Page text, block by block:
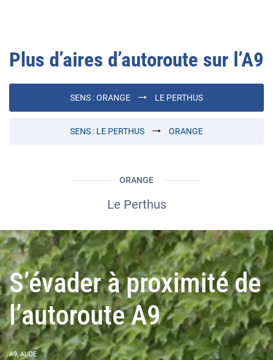
Plus d’aires d’autoroute sur l’A9
SENS :ORANGE LE PERTHUS
SENS : LE PERTHUS ORANGE
ORANGE
Le Perthus
S’évader à proximité de
l’autoroute A9
A9, AUDE